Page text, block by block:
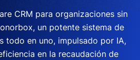
CRM para organizaciones sin
un potente sistema de
todo en uno, impulsado por IA,
en la recaudación de